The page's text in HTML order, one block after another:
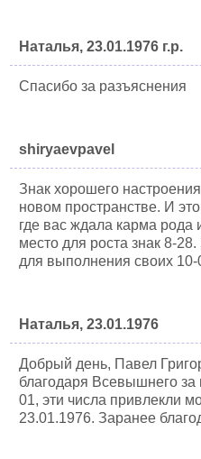
Наталья, 23.01.1976 г.р.
Спасибо за разъяснения
shiryaevpavel
Знак хорошего
новом пространстве. И
где вас ждала карма рода
место для роста знак 8-
для выполнения своих 10-
Наталья, 23.01.1976
Добрый день, Павел
благодаря Всевышнего за
01, эти числа привлекли
23.01.1976. Заранее